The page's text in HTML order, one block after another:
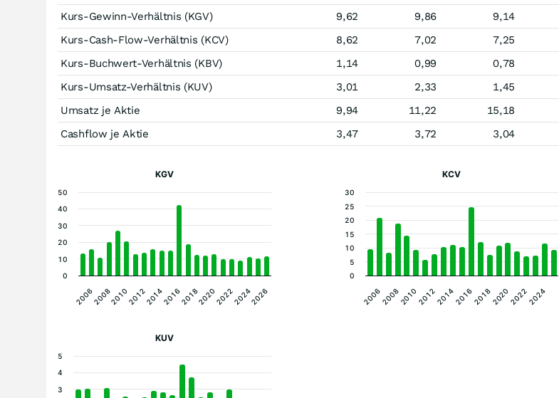
Kurs-Gewinn-Verhältnis (KGV)
9,62 9,86 9,14
Kurs-Cash-Flow-Verhältnis (KCV)
8,62 7,02 7,25
Kurs-Buchwert-Verhältnis (KBV)
1,14 0,99 0,78
Kurs-Umsatz-Verhältnis (KUV)
3,01 2,33 1,45
Umsatz je Aktie
9,94 11,22 15,18
Cashflow je Aktie
3,47 3,72 3,04
KGV
2010 2016 2022
20062008 20122014 20182020 20242026
0
10
20
30
40
50
KCV
2006200820102012201420162018202020222024
0
5
10
15
20
25
30
KUV
3
4
5